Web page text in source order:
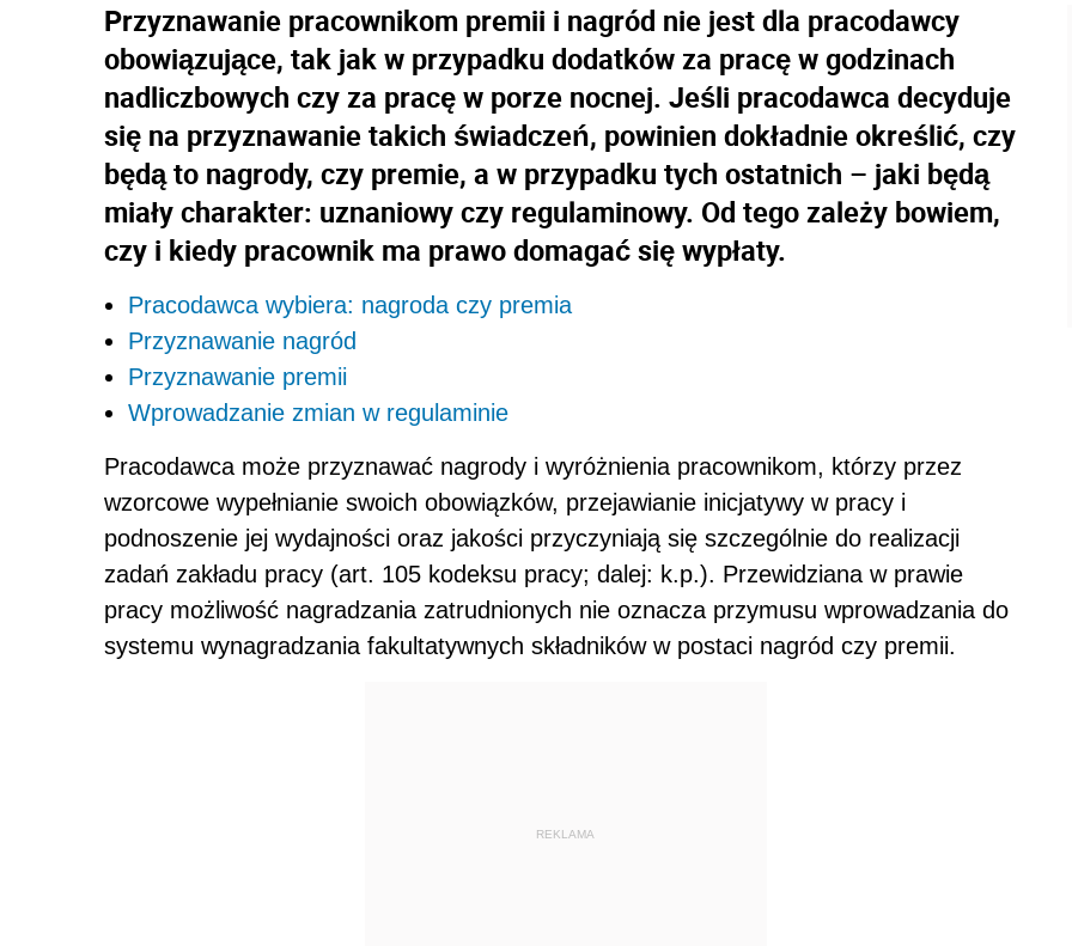
Przyznawanie pracownikom premii i nagród nie jest dla pracodawcy
obowiązujące, tak jak w przypadku dodatków za pracę w godzinach
nadliczbowych czy za pracę w porze nocnej. Jeśli pracodawca decyduje
się na przyznawanie takich świadczeń, powinien dokładnie określić, czy
będą to nagrody, czy premie, a w przypadku tych ostatnich – jaki będą
miały charakter: uznaniowy czy regulaminowy. Od tego zależy bowiem,
czy i kiedy pracownik ma prawo domagać się wypłaty.
Pracodawca wybiera: nagroda czy premia
Przyznawanie nagród
Przyznawanie premii
Wprowadzanie zmian w regulaminie
Pracodawca może przyznawać nagrody i wyróżnienia pracownikom, którzy przez
wzorcowe wypełnianie swoich obowiązków, przejawianie inicjatywy w pracy i
podnoszenie jej wydajności oraz jakości przyczyniają się szczególnie do realizacji
zadań zakładu pracy (art. 105 kodeksu pracy; dalej: k.p.). Przewidziana w prawie
pracy możliwość nagradzania zatrudnionych nie oznacza przymusu wprowadzania do
systemu wynagradzania fakultatywnych składników w postaci nagród czy premii.
REKLAMA